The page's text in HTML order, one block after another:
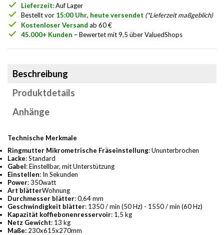
check Lieferzeit:Auf Lager
check Bestellt vor 15:00 Uhr, heute versendet (*Lieferzeit maßgeblich)
check Kostenloser Versand ab 60 €
check 45.000+ Kunden – Bewertet mit 9,5 über ValuedShops
Beschreibung
Produktdetails
Anhänge
Technische Merkmale
Ringmutter Mikrometrische Fräseinstellung: Ununterbrochen
Lacke: Standard
Gabel: Einstellbar, mit Unterstützung
Einstellen: In Sekunden
Power: 350watt
Art blätterWohnung
Durchmesser blätter: 0,64 mm
Geschwindigkeit blätter: 1350 / min (50 Hz) - 1550 / min (60 Hz)
Kapazität koffiebonenresservoir: 1,5 kg
Netz Gewicht: 13 kg
Maße: 230x615x270mm